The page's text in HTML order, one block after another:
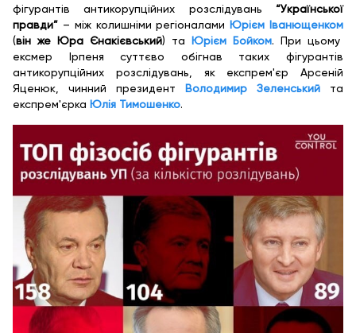
фігурантів антикорупційних розслідувань “Української
правди” – між колишніми регіоналами Юрієм Іванющенком
(він же Юра Єнакієвський) та Юрієм Бойком. При цьому
ексмер Ірпеня суттєво обігнав таких фігурантів
антикорупційних розслідувань, як експрем'єр Арсеній
Яценюк, чинний президент Володимир Зеленський та
експрем'єрка Юлія Тимошенко.